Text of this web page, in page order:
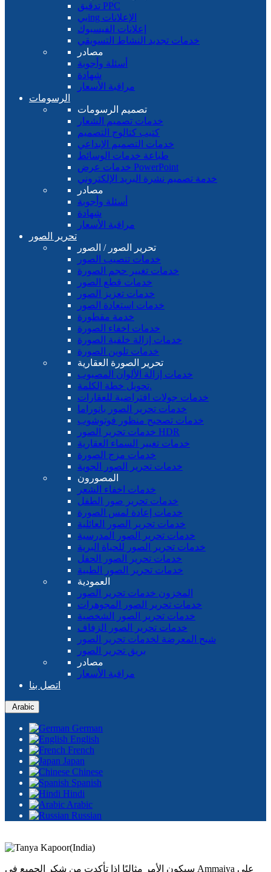
تدقيق PPC
بيing الإعلانات
إعلانات الفيسبوك
خدمات تجديد النشاط التسويقي
مصادر
أسئلة وأجوبة
شهادة
مراقبة الأسعار
الرسومات
تصميم الرسومات
خدمات تصميم الشعار
كتيب كتالوج التصميم
خدمات التصميم الإبداعي
طباعة خدمات الوسائط
خدمات عرض PowerPoint
خدمة تصميم نشرة البريد الإلكتروني
مصادر
أسئلة وأجوبة
شهادة
مراقبة الأسعار
تحرير الصور
تحرير الصور / الصور
خدمات تنصيب الصور
خدمات تغيير حجم الصورة
خدمات قطع الصور
خدمات تعزيز الصور
خدمات استعادة الصور
خدمة مقطورة
خدمات اخفاء الصورة
خدمات إزالة خلفية الصورة
خدمات تلوين الصورة
تحرير الصورة العقارية
خدمات إزالة الألوان المصبوب
تحويل خطة الكلمة.
خدمات جولات افتراضية للعقارات
خدمات تحرير الصور بانوراما
خدمات تصحيح منظور فوتوشوب
خدمات تحرير الصور HDR
خدمات تغيير السماء العقارية
خدمات مزج الصورة
خدمات تحرير الصور الجوية
المصورون
خدمات اخفاء الشعر
خدمات تحرير صور الطفل
خدمات إعادة لمس الصورة
خدمات تحرير الصور العائلية
خدمات تحرير الصور المدرسية
خدمات تحرير الصور للحياة البرية
خدمات تحرير الصور الحفل
خدمات تحرير الصور الطبية
العمودية
المخزون خدمات تحرير الصور
خدمات تحرير الصور المجوهرات
خدمات تحرير الصور الشخصية
خدمات تحرير الصور الزفاف
شبح المعرضة لخدمات تحرير الصور
بريق تحرير الصور
مصادر
مراقبة الأسعار
اتصل بنا
Arabic
German
English
French
Japan
Chinese
Spanish
Hindi
Arabic
Russian
سيكون الأمر مثاليًا إذا تأكدت من شكر الجميع في Ammaiya على